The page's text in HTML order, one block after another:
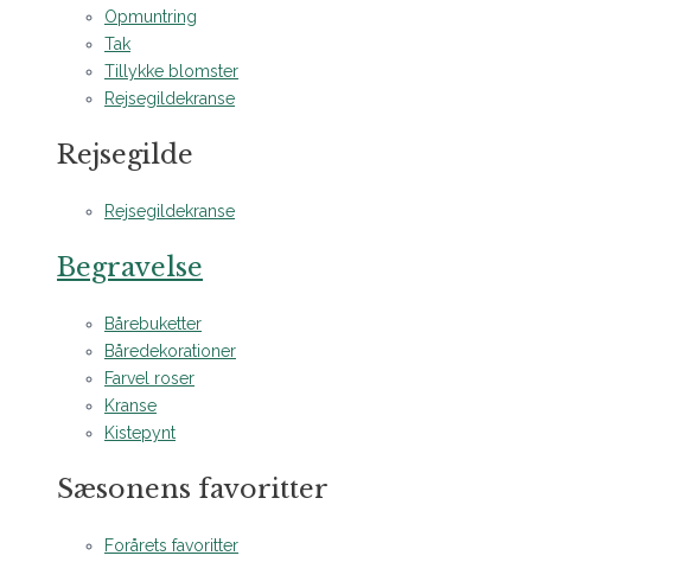
Opmuntring
Tak
Tillykke blomster
Rejsegildekranse
Rejsegilde
Rejsegildekranse
Begravelse
Bårebuketter
Båredekorationer
Farvel roser
Kranse
Kistepynt
Sæsonens favoritter
Forårets favoritter